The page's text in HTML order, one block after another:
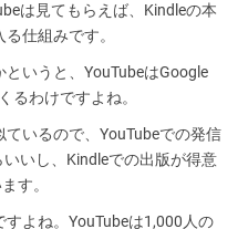
は見てもらえば、Kindleの本
仕組みです。
いうと、YouTubeはGoogle
るわけですよね。
いるので、YouTubeでの発信
いし、Kindleでの出版が得意
す。
よね。YouTubeは1,000人の